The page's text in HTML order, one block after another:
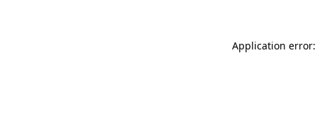
Application